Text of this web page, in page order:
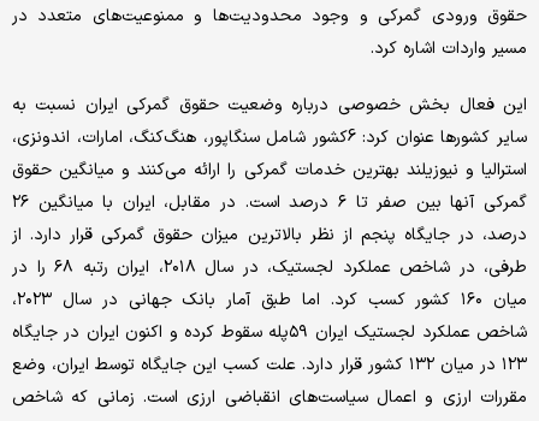
حقوق ورودی گمرکی و وجود محدودیت‌ها و ممنوعیت‌های متعدد در
مسیر واردات اشاره کرد.‌
این فعال بخش خصوصی درباره وضعیت حقوق گمرکی ایران نسبت به
سایر کشورها عنوان کرد: 6کشور شامل سنگاپور، هنگ‌کنگ، امارات، اندونزی،
استرالیا و نیوزیلند بهترین خدمات گمرکی را ارائه می‌کنند و میانگین حقوق
گمرکی آنها بین صفر تا ۶ درصد است. در مقابل، ایران با میانگین ۲۶
درصد، در جایگاه پنجم از نظر بالاترین میزان حقوق گمرکی قرار دارد. از
طرفی، در شاخص عملکرد لجستیک، در سال ۲۰۱۸، ایران رتبه ۶۸ را در
میان ۱۶۰ کشور کسب کرد. اما طبق آمار بانک جهانی در سال ۲۰۲۳،
شاخص عملکرد لجستیک ایران ۵۹پله سقوط کرده و اکنون ایران در جایگاه
۱۲۳ در میان ۱۳۲ کشور قرار دارد. علت کسب این جایگاه توسط ایران، وضع
مقررات ارزی و‌ اعمال سیاست‌های انقباضی ارزی است. زمانی که شاخص